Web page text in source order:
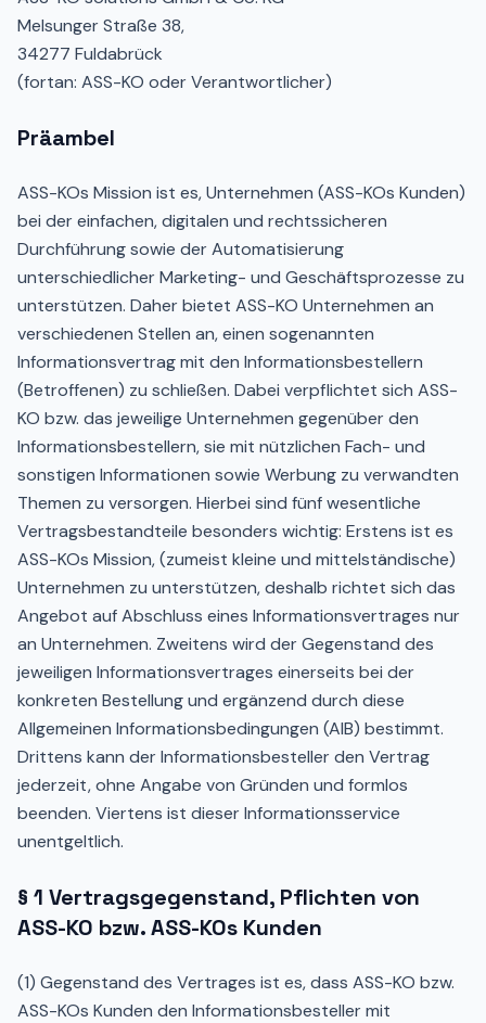
Melsunger Straße 38,
34277 Fuldabrück
(fortan: ASS-KO oder Verantwortlicher)
Präambel
ASS-KOs Mission ist es, Unternehmen (ASS-KOs Kunden)
bei der einfachen, digitalen und rechtssicheren
Durchführung sowie der Automatisierung
unterschiedlicher Marketing- und Geschäftsprozesse zu
unterstützen. Daher bietet ASS-KO Unternehmen an
verschiedenen Stellen an, einen sogenannten
Informationsvertrag mit den Informationsbestellern
(Betroffenen) zu schließen. Dabei verpflichtet sich ASS-
KO bzw. das jeweilige Unternehmen gegenüber den
Informationsbestellern, sie mit nützlichen Fach- und
sonstigen Informationen sowie Werbung zu verwandten
Themen zu versorgen. Hierbei sind fünf wesentliche
Vertragsbestandteile besonders wichtig: Erstens ist es
ASS-KOs Mission, (zumeist kleine und mittelständische)
Unternehmen zu unterstützen, deshalb richtet sich das
Angebot auf Abschluss eines Informationsvertrages nur
an Unternehmen. Zweitens wird der Gegenstand des
jeweiligen Informationsvertrages einerseits bei der
konkreten Bestellung und ergänzend durch diese
Allgemeinen Informationsbedingungen (AIB) bestimmt.
Drittens kann der Informationsbesteller den Vertrag
jederzeit, ohne Angabe von Gründen und formlos
beenden. Viertens ist dieser Informationsservice
unentgeltlich.
§ 1 Vertragsgegenstand, Pflichten von
ASS-KO bzw. ASS-KOs Kunden
(1) Gegenstand des Vertrages ist es, dass ASS-KO bzw.
ASS-KOs Kunden den Informationsbesteller mit